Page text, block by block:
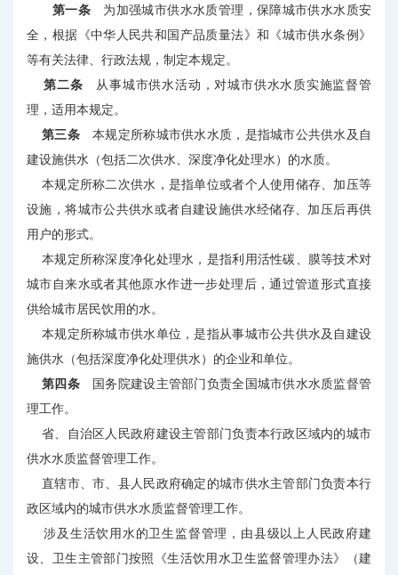
第一条为加强城市供水水质管理，保障城市供水水质安
全，根据《中华人民共和国产品质量法》和《城市供水条例》
等有关法律、行政法规，制定本规定。
第二条 从事城市供水活动，对城市供水水质实施监督管
理，适用本规定。
第三条本规定所称城市供水水质，是指城市公共供水及自
建设施供水（包括二次供水、深度净化处理水）的水质。
本规定所称二次供水，是指单位或者个人使用储存、加压等
设施，将城市公共供水或者自建设施供水经储存、加压后再供
用户的形式。
本规定所称深度净化处理水，是指利用活性碳、膜等技术对
城市自来水或者其他原水作进一步处理后，通过管道形式直接
供给城市居民饮用的水。
本规定所称城市供水单位，是指从事城市公共供水及自建设
施供水（包括深度净化处理供水）的企业和单位。
第四条国务院建设主管部门负责全国城市供水水质监督管
理工作。
省、自治区人民政府建设主管部门负责本行政区域内的城市
供水水质监督管理工作。
直辖市、市、县人民政府确定的城市供水主管部门负责本行
政区域内的城市供水水质监督管理工作。
涉及生活饮用水的卫生监督管理，由县级以上人民政府建
设、卫生主管部门按照《生活饮用水卫生监督管理办法》（建